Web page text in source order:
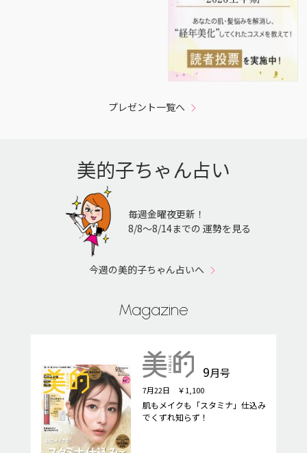
プレゼント一覧へ
美的子ちゃん占い
毎週金曜夜更新！
8/8〜8/14までの 運勢を見る
今週の美的子ちゃん占いへ
Magazine
9月号
7月22日 ￥1,100
肌もメイクも「スタミナ」仕込み
でくずれ知らず！